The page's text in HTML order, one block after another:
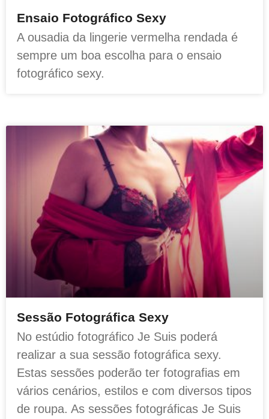
Ensaio Fotográfico Sexy
A ousadia da lingerie vermelha rendada é
sempre um boa escolha para o ensaio
fotográfico sexy.
Sessão Fotográfica Sexy
No estúdio fotográfico Je Suis poderá
realizar a sua sessão fotográfica sexy.
Estas sessões poderão ter fotografias em
vários cenários, estilos e com diversos tipos
de roupa. As sessões fotográficas Je Suis